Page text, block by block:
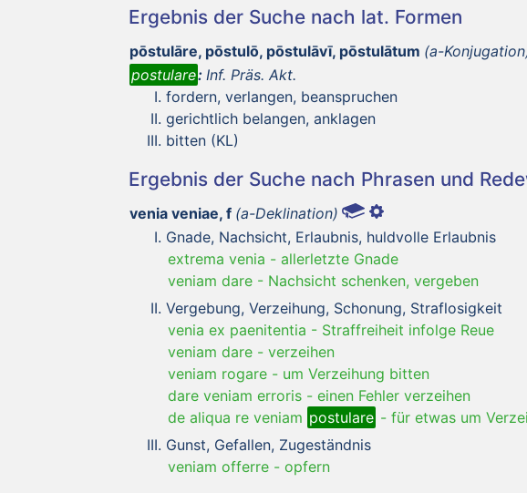
Ergebnis der Suche nach lat. Formen
pōstulāre, pōstulō, pōstulāvī, pōstulātum (a-
postulare: Inf. Präs. Akt.
fordern, verlangen, beanspruchen
gerichtlich belangen, anklagen
bitten (KL)
Ergebnis der Suche nach Phrasen und
venia veniae, f (a-Deklination)
Gnade, Nachsicht, Erlaubnis, huldvolle Erlaubnis
extrema venia - allerletzte Gnade
veniam dare - Nachsicht schenken, vergeben
Vergebung, Verzeihung, Schonung, Straflosigkeit
venia ex paenitentia - Straffreiheit infolge Reue
veniam dare - verzeihen
veniam rogare - um Verzeihung bitten
dare veniam erroris - einen Fehler verzeihen
de aliqua re veniam postulare - für etwas um
Gunst, Gefallen, Zugeständnis
veniam offerre - opfern